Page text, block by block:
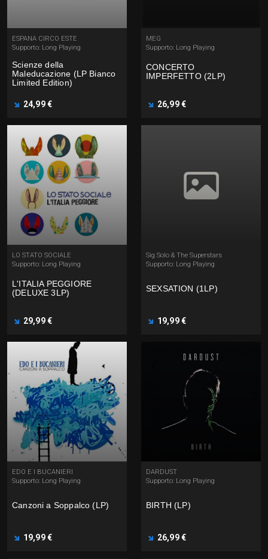
ESPANA CIRCO ESTE
Supporto: Long Playing
Scienze della
Maleducazione (LP Bianco
Limited Edition)
24,99 €
MEG
Supporto: Long Playing
CONCERTO
IMPERFETTO (2LP)
26,99 €
LO STATO SOCIALE
Supporto: Long Playing
L'ITALIA PEGGIORE
(DELUXE 3LP)
29,99 €
Sig.Solo & The Superstars
Supporto: Long Playing
SEXSATION (1LP)
19,99 €
EDO E I BUCANIERI
Supporto: Long Playing
Canzoni a Soppalco (LP)
19,99 €
DARDUST
Supporto: Long Playing
BIRTH (LP)
26,99 €